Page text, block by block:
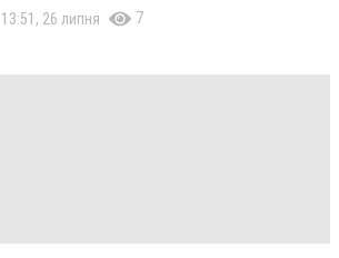
13:51, 26 липня 7